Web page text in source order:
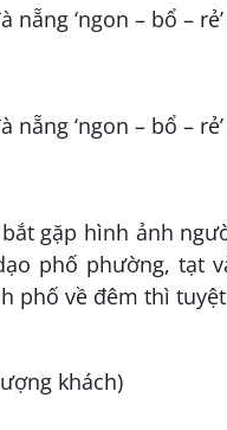
gặp hình ảnh
phố phường, tạt
phố về đêm thì
khách)